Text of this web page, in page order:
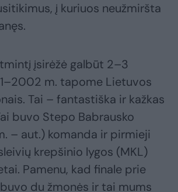
į kuriuos neužmiršta
įsirėžė galbūt 2–3
m. tapome Lietuvos
Tai – fantastiška ir kažkas
buvo Stepo Babrausko
– aut.) komanda ir pirmieji
krepšinio lygos (MKL)
Pamenu, kad finale prie
du žmonės ir tai mums